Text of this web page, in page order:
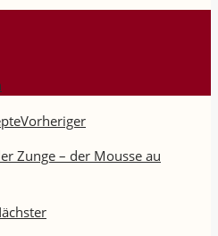
Vorheriger
Zunge – der Mousse au